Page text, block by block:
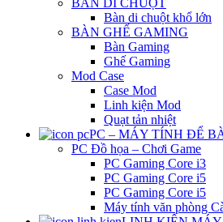
BÀN DI CHUỘT
Bàn di chuột khổ lớn
BÀN GHẾ GAMING
Bàn Gaming
Ghế Gaming
Mod Case
Case Mod
Linh kiện Mod
Quạt tản nhiệt
PC – MÁY TÍNH ĐỂ
PC Đồ họa – Chơi Game
PC Gaming Core i3
PC Gaming Core i5
PC Gaming Core i5
Máy tính văn phòng